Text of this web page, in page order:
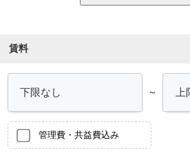
賃料
～
管理費・共益費込み